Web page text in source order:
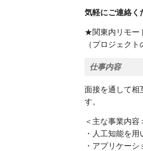
気軽にご連絡く
★関東内リモー
（プロジェク
仕事内容
面接を通して相
す。
＜主な事業内容
・人工知能を
・アプリケー